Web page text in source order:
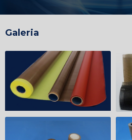
Galeria